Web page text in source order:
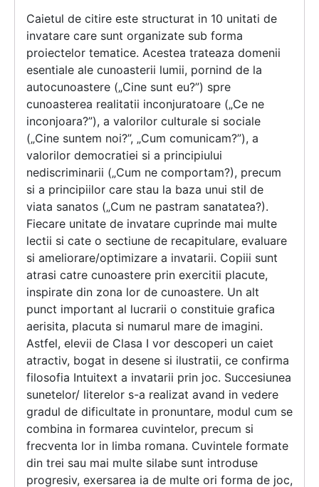
Caietul de citire este structurat in 10 unitati de
invatare care sunt organizate sub forma
proiectelor tematice. Acestea trateaza domenii
esentiale ale cunoasterii lumii, pornind de la
autocunoastere („Cine sunt eu?”) spre
cunoasterea realitatii inconjuratoare („Ce ne
inconjoara?”), a valorilor culturale si sociale
(„Cine suntem noi?”, „Cum comunicam?”), a
valorilor democratiei si a principiului
nediscriminarii („Cum ne comportam?), precum
si a principiilor care stau la baza unui stil de
viata sanatos („Cum ne pastram sanatatea?).
Fiecare unitate de invatare cuprinde mai multe
lectii si cate o sectiune de recapitulare, evaluare
si ameliorare/optimizare a invatarii. Copiii sunt
atrasi catre cunoastere prin exercitii placute,
inspirate din zona lor de cunoastere. Un alt
punct important al lucrarii o constituie grafica
aerisita, placuta si numarul mare de imagini.
Astfel, elevii de Clasa I vor descoperi un caiet
atractiv, bogat in desene si ilustratii, ce confirma
filosofia Intuitext a invatarii prin joc. Succesiunea
sunetelor/ literelor s-a realizat avand in vedere
gradul de dificultate in pronuntare, modul cum se
combina in formarea cuvintelor, precum si
frecventa lor in limba romana. Cuvintele formate
din trei sau mai multe silabe sunt introduse
progresiv, exersarea ia de multe ori forma de joc,